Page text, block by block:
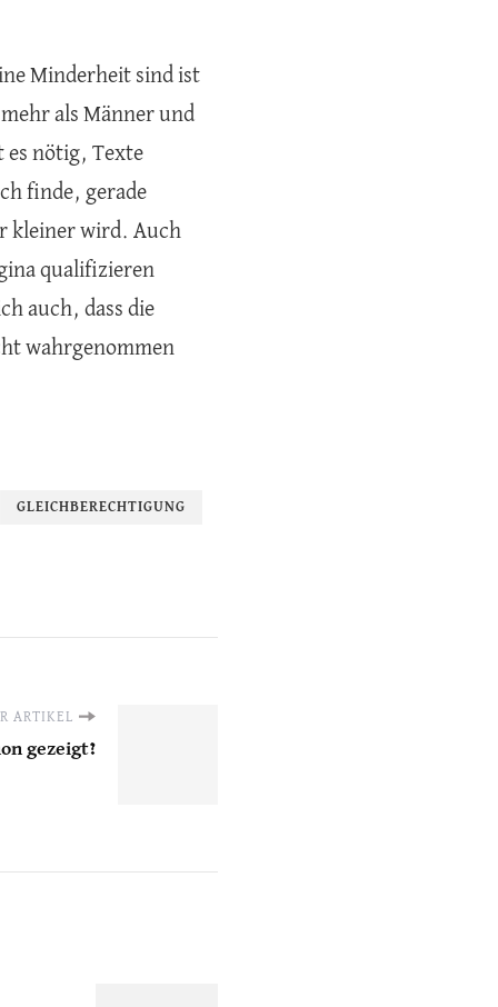
Minderheit sind ist
als Männer und
es nötig, Texte
finde, gerade
kleiner wird. Auch
qualifizieren
auch, dass die
wahrgenommen
GLEICHBERECHTIGUNG
ARTIKEL
gezeigt?